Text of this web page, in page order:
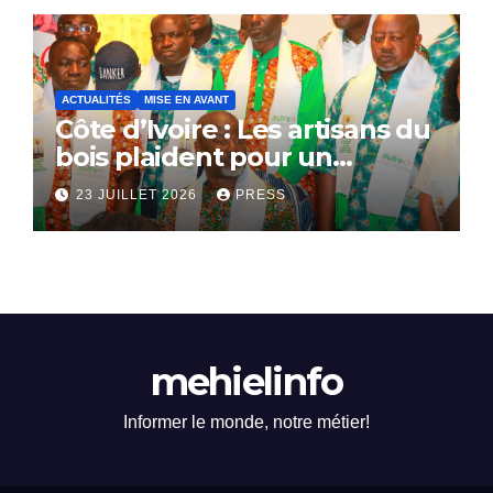
ACTUALITÉS MISE EN AVANT
Côte d’Ivoire : Les artisans du
bois plaident pour un
dialogue national
23 JUILLET 2026 PRESS
mehielinfo
Informer le monde, notre métier!